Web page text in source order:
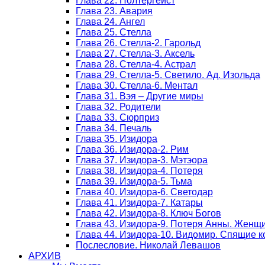
Глава 23. Авария
Глава 24. Ангел
Глава 25. Стелла
Глава 26. Стелла-2. Гарольд
Глава 27. Стелла-3. Аксель
Глава 28. Стелла-4. Астрал
Глава 29. Стелла-5. Светило. Ад. Изольда
Глава 30. Стелла-6. Ментал
Глава 31. Вэя – Другие миры
Глава 32. Родители
Глава 33. Сюрприз
Глава 34. Печаль
Глава 35. Изидора
Глава 36. Изидора-2. Рим
Глава 37. Изидора-3. Мэтэора
Глава 38. Изидора-4. Потеря
Глава 39. Изидора-5. Тьма
Глава 40. Изидора-6. Светодар
Глава 41. Изидора-7. Катары
Глава 42. Изидора-8. Ключ Богов
Глава 43. Изидора-9. Потеря Анны.
Глава 44. Изидора-10. Видомир. Спящие
Послесловие. Николай Левашов
АРХИВ